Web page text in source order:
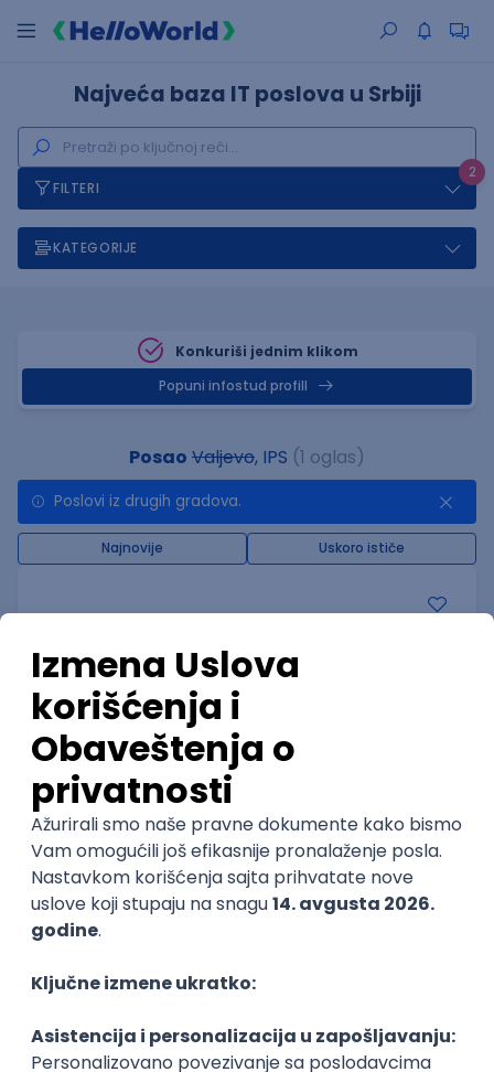
Najveća baza IT poslova u Srbiji
2
FILTERI
KATEGORIJE
Konkuriši jednim klikom
Popuni infostud profill
Posao Valjevo, IPS (1 oglas)
Poslovi iz drugih gradova.
Najnovije Uskoro ističe
Analitičar informacione bezbednosti
Wiener Stadtische osiguranje a.d.o.
Beograd | Hibrid
11.08.2026.
Oglas dostupan i osobama sa invaliditetom
Oglas dostupan i studentima
CISCO
IPS Junior @
POSLOVI NA MAIL
POSLODAVAC
GRAD
SENIORITET
NAČIN RADA